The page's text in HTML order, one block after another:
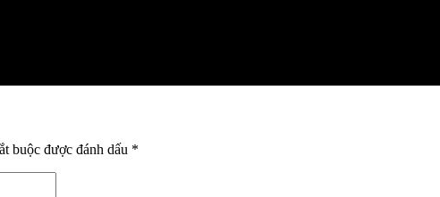
buộc được đánh dấu *